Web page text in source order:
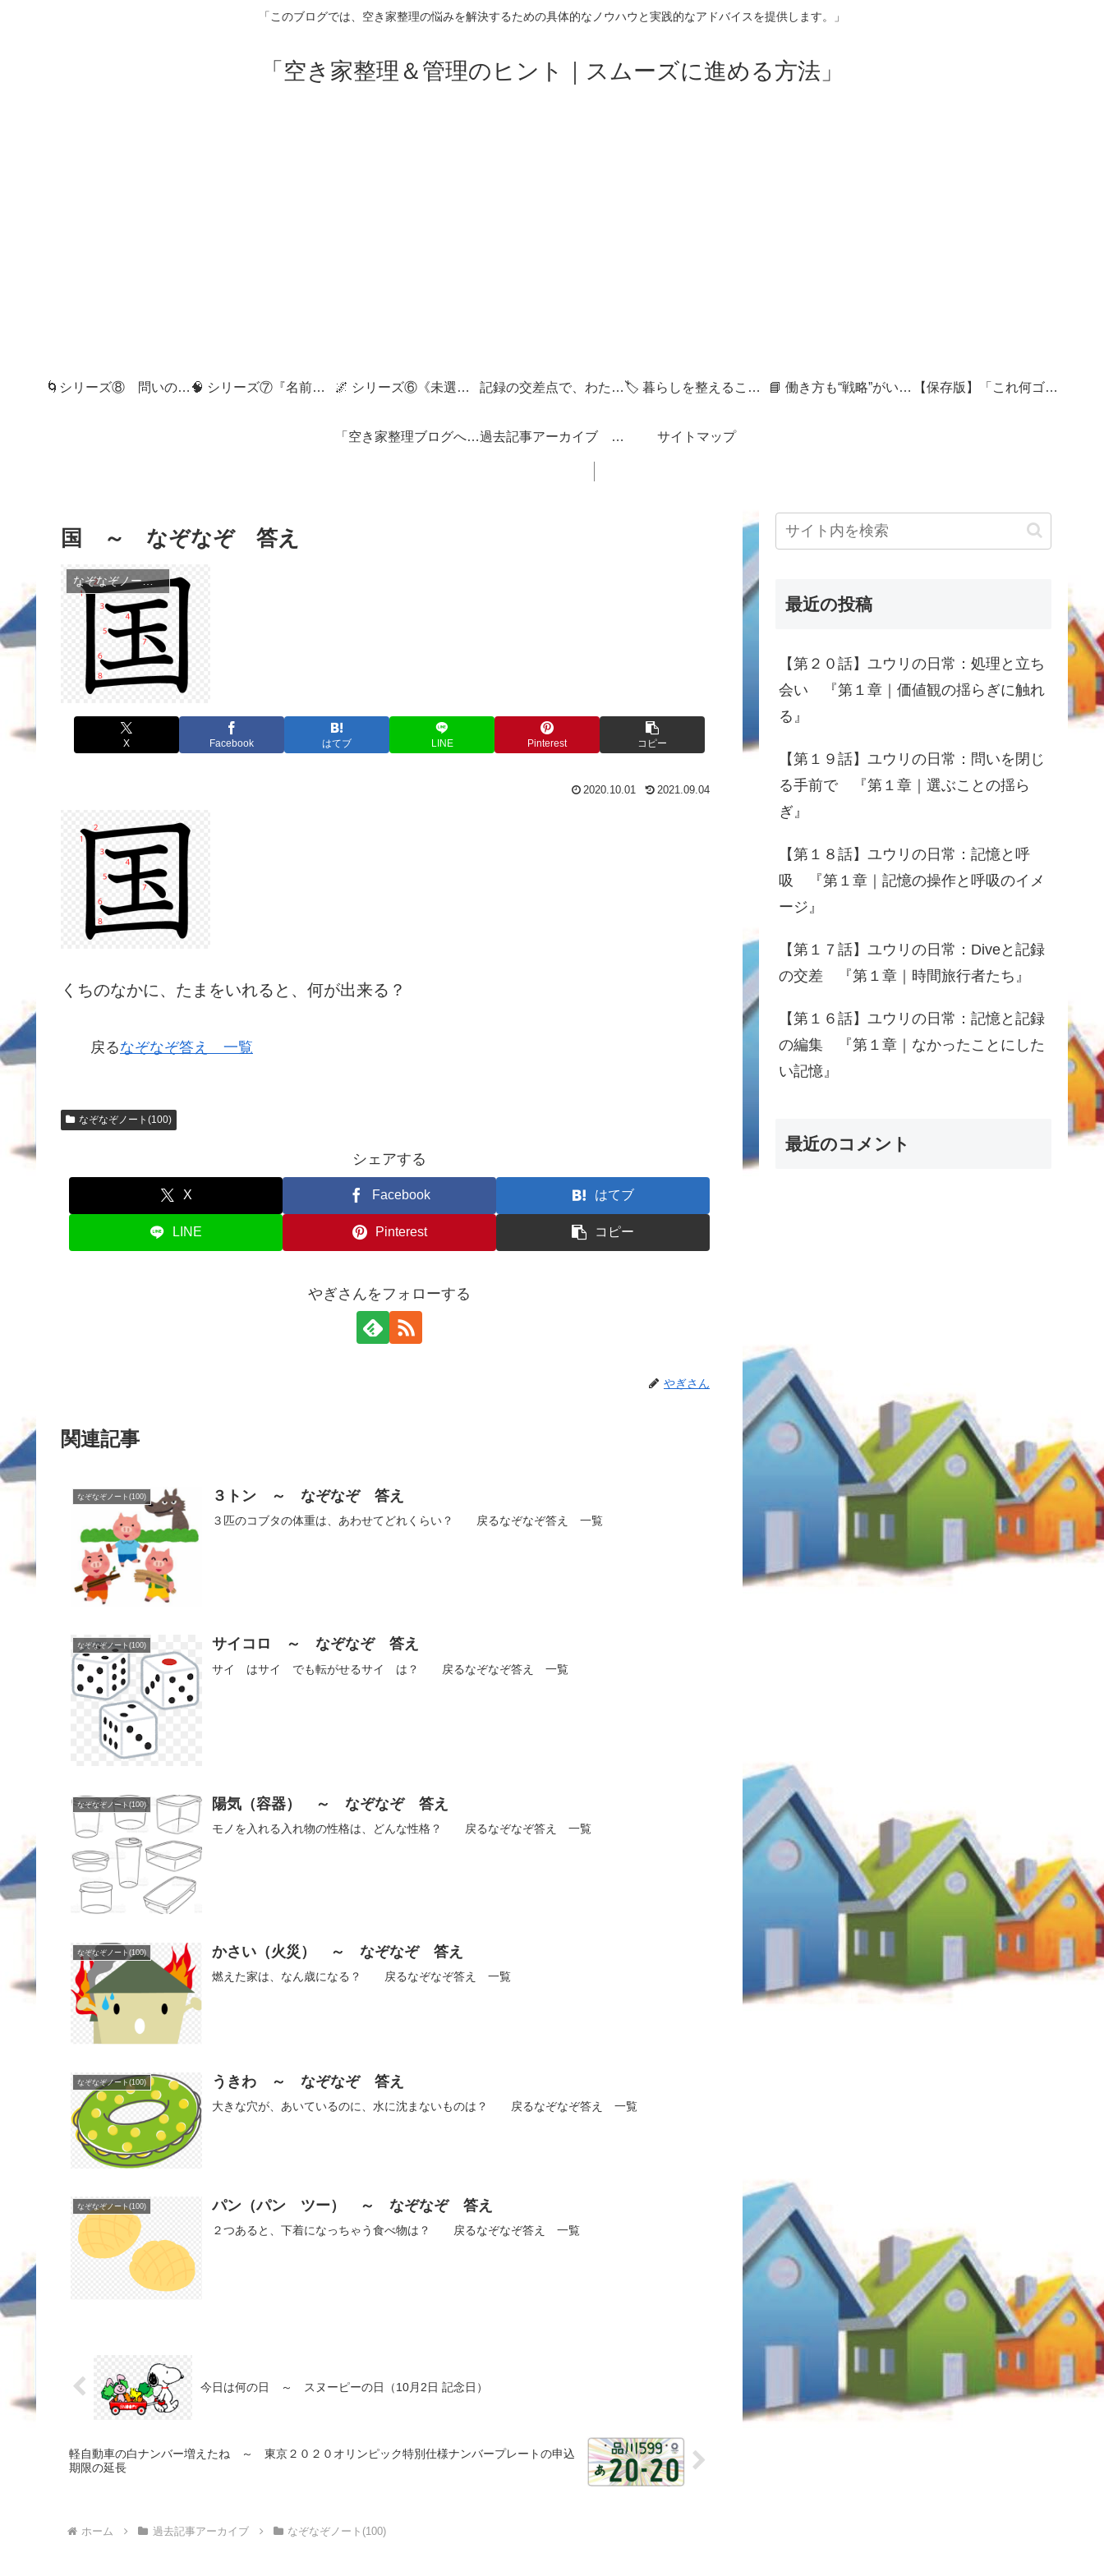
「このブログでは、空き家整理の悩みを解決するための具体的なノウハウと実践的なアドバイスを提供します。」
「空き家整理＆管理のヒント｜スムーズに進める方法」
🌀シリーズ⑧ 問いの狭間へ：記録社会とMemory Diveの世界へようこそ 🧠 シリーズ⑦『名前のない記憶』 🌌 シリーズ⑥《未選択の編集点》 記録の交差点で、わたしを編みなおす 🏷 暮らしを整えることは、未来を編むこと 📘 働き方も“戦略”がいる──セカンドキャリアを組み直す50代の記録 【保存版】「これ何ゴミ？」で迷ったら｜捨てづらさをスコアで見える化する処分ガイド
「空き家整理ブログへようこそ！」 過去記事アーカイブ 「思い立ったが吉日ぶろぐ」 ブログの内容 一覧 リンク集 サイトマップ
国 ～ なぞなぞ 答え
なぞなぞノート(100)
X Facebook はてブ LINE Pinterest コピー
2020.10.01 2021.09.04
くちのなかに、たまをいれると、何が出来る？
戻るなぞなぞ答え 一覧
なぞなぞノート(100)
シェアする
X Facebook はてブ
LINE Pinterest コピー
やぎさんをフォローする
やぎさん
関連記事
なぞなぞノート(100) ３トン ～ なぞなぞ 答え
３匹のコブタの体重は、あわせてどれくらい？ 戻るなぞなぞ答え 一覧
なぞなぞノート(100) サイコロ ～ なぞなぞ 答え
サイ はサイ でも転がせるサイ は？ 戻るなぞなぞ答え 一覧
なぞなぞノート(100) 陽気（容器） ～ なぞなぞ 答え
モノを入れる入れ物の性格は、どんな性格？ 戻るなぞなぞ答え 一覧
なぞなぞノート(100) かさい（火災） ～ なぞなぞ 答え
燃えた家は、なん歳になる？ 戻るなぞなぞ答え 一覧
なぞなぞノート(100) うきわ ～ なぞなぞ 答え
大きな穴が、あいているのに、水に沈まないものは？ 戻るなぞなぞ答え 一覧
なぞなぞノート(100) パン（パン ツー） ～ なぞなぞ 答え
２つあると、下着になっちゃう食べ物は？ 戻るなぞなぞ答え 一覧
今日は何の日 ～ スヌーピーの日（10月2日 記念日）
軽自動車の白ナンバー増えたね ～ 東京２０２０オリンピック特別仕様ナンバープレートの申込
期限の延長
ホーム 過去記事アーカイブ なぞなぞノート(100)
最近の投稿
【第２０話】ユウリの日常：処理と立ち
会い 『第１章｜価値観の揺らぎに触れ
る』
【第１９話】ユウリの日常：問いを閉じ
る手前で 『第１章｜選ぶことの揺ら
ぎ』
【第１８話】ユウリの日常：記憶と呼
吸 『第１章｜記憶の操作と呼吸のイメ
ージ』
【第１７話】ユウリの日常：Diveと記録
の交差 『第１章｜時間旅行者たち』
【第１６話】ユウリの日常：記憶と記録
の編集 『第１章｜なかったことにした
い記憶』
最近のコメント